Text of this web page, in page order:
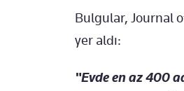
Bulgular, Journal
yer aldı:
"Evde en az 400